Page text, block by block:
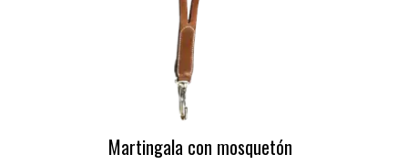
Martingala con mosquetón